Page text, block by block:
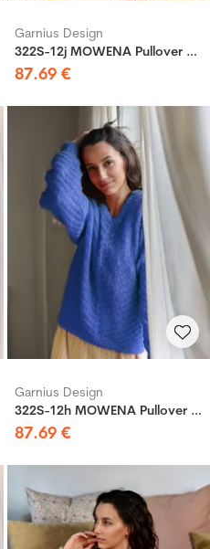
Garnius Design
322S-12j MOWENA Pullover Gelb
87.69 €
Garnius Design
322S-12h MOWENA Pullover Blau
87.69 €